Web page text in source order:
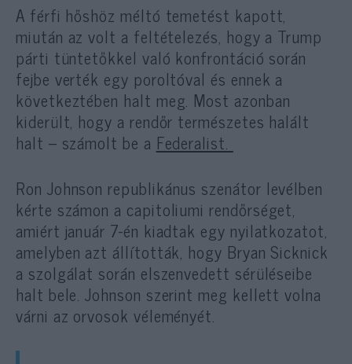
A férfi hőshöz méltó temetést kapott,
miután az volt a feltételezés, hogy a Trump
párti tüntetőkkel való konfrontáció során
fejbe verték egy poroltóval és ennek a
következtében halt meg. Most azonban
kiderült, hogy a rendőr természetes halált
halt – számolt be a Federalist.
Ron Johnson republikánus szenátor levélben
kérte számon a capitoliumi rendőrséget,
amiért január 7-én kiadtak egy nyilatkozatot,
amelyben azt állították, hogy Bryan Sicknick
a szolgálat során elszenvedett sérüléseibe
halt bele. Johnson szerint meg kellett volna
várni az orvosok véleményét.